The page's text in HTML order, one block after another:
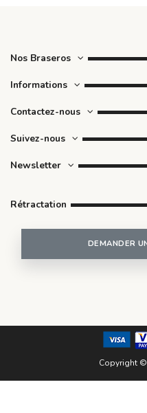
Nos Braseros
Informations
Contactez-nous
Suivez-nous
Newsletter
Rétractation
DEMANDER
Copyright